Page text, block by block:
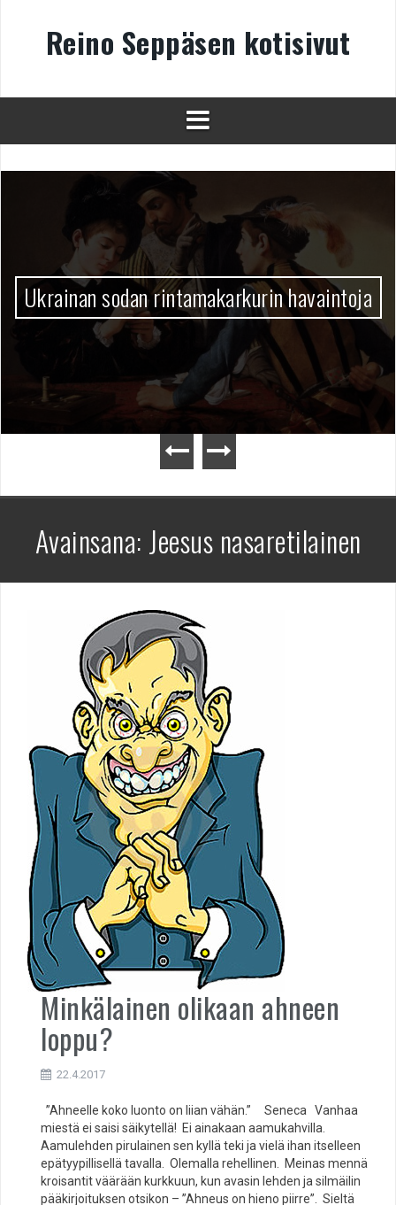
Reino Seppäsen kotisivut
Ukrainan sodan rintamakarkurin havaintoja
Avainsana: Jeesus nasaretilainen
Minkälainen olikaan ahneen
loppu?
22.4.2017
”Ahneelle koko luonto on liian vähän.” Seneca Vanhaa
miestä ei saisi säikytellä! Ei ainakaan aamukahvilla.
Aamulehden pirulainen sen kyllä teki ja vielä ihan itselleen
epätyypillisellä tavalla. Olemalla rehellinen. Meinas mennä
kroisantit väärään kurkkuun, kun avasin lehden ja silmäilin
pääkirjoituksen otsikon – ”Ahneus on hieno piirre”. Sieltä